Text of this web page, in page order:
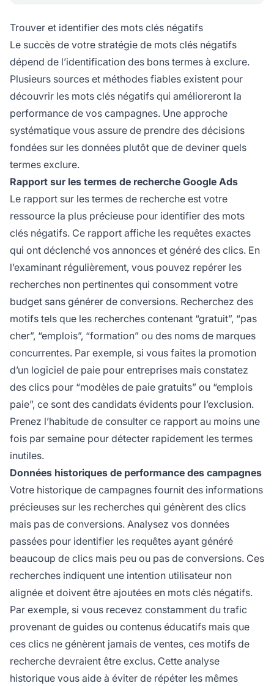
Trouver et identifier des mots clés négatifs
Le succès de votre stratégie de mots clés négatifs
dépend de l’identification des bons termes à exclure.
Plusieurs sources et méthodes fiables existent pour
découvrir les mots clés négatifs qui amélioreront la
performance de vos campagnes. Une approche
systématique vous assure de prendre des décisions
fondées sur les données plutôt que de deviner quels
termes exclure.
Rapport sur les termes de recherche Google Ads
Le rapport sur les termes de recherche est votre
ressource la plus précieuse pour identifier des mots
clés négatifs. Ce rapport affiche les requêtes exactes
qui ont déclenché vos annonces et généré des clics. En
l’examinant régulièrement, vous pouvez repérer les
recherches non pertinentes qui consomment votre
budget sans générer de conversions. Recherchez des
motifs tels que les recherches contenant “gratuit”, “pas
cher”, “emplois”, “formation” ou des noms de marques
concurrentes. Par exemple, si vous faites la promotion
d’un logiciel de paie pour entreprises mais constatez
des clics pour “modèles de paie gratuits” ou “emplois
paie”, ce sont des candidats évidents pour l’exclusion.
Prenez l’habitude de consulter ce rapport au moins une
fois par semaine pour détecter rapidement les termes
inutiles.
Données historiques de performance des campagnes
Votre historique de campagnes fournit des informations
précieuses sur les recherches qui génèrent des clics
mais pas de conversions. Analysez vos données
passées pour identifier les requêtes ayant généré
beaucoup de clics mais peu ou pas de conversions. Ces
recherches indiquent une intention utilisateur non
alignée et doivent être ajoutées en mots clés négatifs.
Par exemple, si vous recevez constamment du trafic
provenant de guides ou contenus éducatifs mais que
ces clics ne génèrent jamais de ventes, ces motifs de
recherche devraient être exclus. Cette analyse
historique vous aide à éviter de répéter les mêmes